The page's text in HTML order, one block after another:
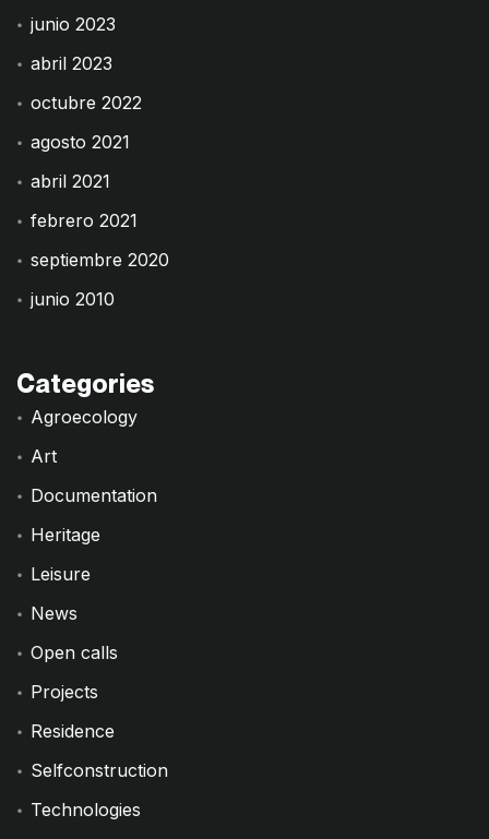
junio 2023
abril 2023
octubre 2022
agosto 2021
abril 2021
febrero 2021
septiembre 2020
junio 2010
Categories
Agroecology
Art
Documentation
Heritage
Leisure
News
Open calls
Projects
Residence
Selfconstruction
Technologies